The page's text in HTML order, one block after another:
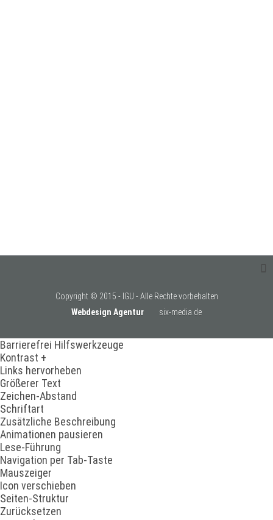
Copyright © 2015 - IGU - Alle Rechte vorbehalten
Webdesign Agentur
six-media.de
Barrierefrei Hilfswerkzeuge
Kontrast +
Links hervorheben
Größerer Text
Zeichen-Abstand
Schriftart
Zusätzliche Beschreibung
Animationen pausieren
Lese-Führung
Navigation per Tab-Taste
Mauszeiger
Icon verschieben
Seiten-Struktur
Zurücksetzen